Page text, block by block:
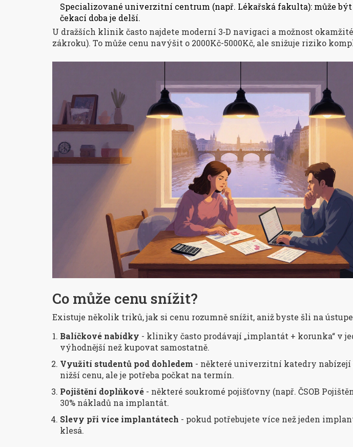
Specializované univerzitní centrum (např. Lékařská fakulta): může být
čekací doba je delší.
U dražších klinik často najdete moderní 3‑D navigaci a možnost
zákroku). To může cenu navýšit o 2000Kč-5000Kč, ale snižuje riziko
Co může cenu snížit?
Existuje několik triků, jak si cenu rozumně snížit, aniž byste šli na
Balíčkové nabídky - kliniky často prodávají „implantát + korunka“ v
výhodnější než kupovat samostatně.
Využití studentů pod dohledem - některé univerzitní katedry nabízejí
nižší cenu, ale je potřeba počkat na termín.
Pojištění doplňkové - některé soukromé pojišťovny (např. ČSOB
30% nákladů na implantát.
Slevy při více implantátech - pokud potřebujete více než jeden
klesá.